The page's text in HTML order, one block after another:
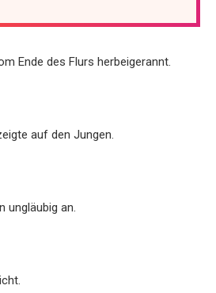
Ende des Flurs herbeigerannt.
auf den Jungen.
ungläubig an.